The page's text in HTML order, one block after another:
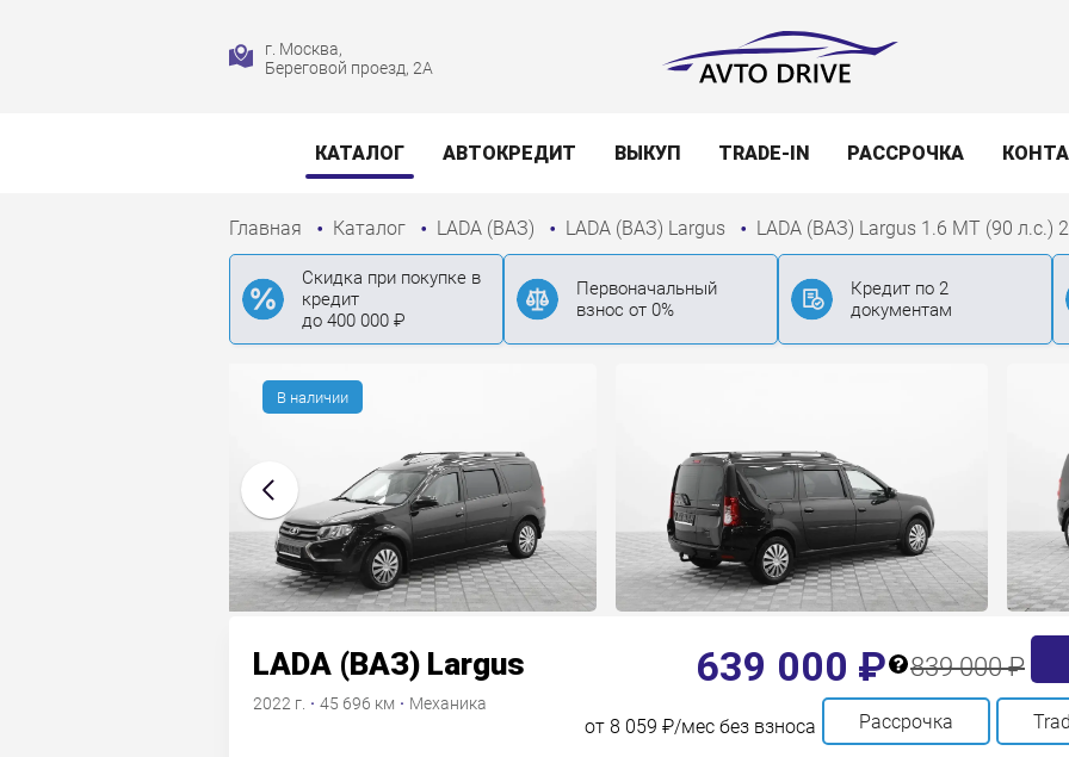
г. Москва,
Береговой проезд, 2А
КАТАЛОГ АВТОКРЕДИТ ВЫКУП TRADE-IN РАССРОЧКА
Главная Каталог LADA (ВАЗ) LADA (ВАЗ) Largus LADA (ВАЗ) Largus 1.6 MT (90 л.с.)
Скидка при покупке в
кредит
до 400 000 ₽
Первоначальный
взнос от 0%
Кредит по 2
документам
LADA (ВАЗ) Largus
2022 г. · 45 696 км · Механика
639 000 ₽ 839 000 ₽
от 8 059 ₽/мес без взноса Рассрочка
В наличии